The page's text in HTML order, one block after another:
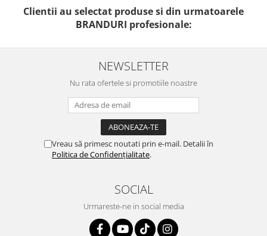
Clientii au selectat produse si din urmatoarele
BRANDURI profesionale:
NEWSLETTER
Nu rata ofertele si promotiile noastre
Vreau să primesc noutati prin e-mail. Detalii în
Politica de Confidențialitate.
SOCIAL
Urmareste-ne in social media